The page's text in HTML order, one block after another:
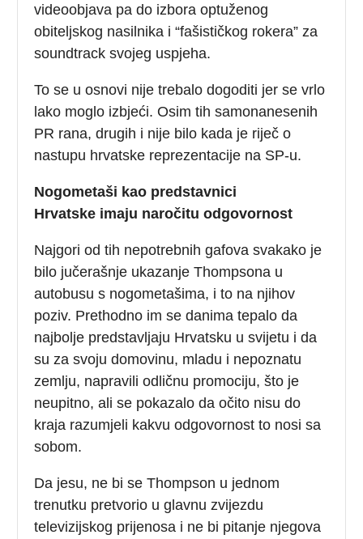
videoobjava pa do izbora optuženog
obiteljskog nasilnika i “fašističkog rokera” za
soundtrack svojeg uspjeha.
To se u osnovi nije trebalo dogoditi jer se vrlo
lako moglo izbjeći. Osim tih samonanesenih
PR rana, drugih i nije bilo kada je riječ o
nastupu hrvatske reprezentacije na SP-u.
Nogometaši kao predstavnici
Hrvatske imaju naročitu odgovornost
Najgori od tih nepotrebnih gafova svakako je
bilo jučerašnje ukazanje Thompsona u
autobusu s nogometašima, i to na njihov
poziv. Prethodno im se danima tepalo da
najbolje predstavljaju Hrvatsku u svijetu i da
su za svoju domovinu, mladu i nepoznatu
zemlju, napravili odličnu promociju, što je
neupitno, ali se pokazalo da očito nisu do
kraja razumjeli kakvu odgovornost to nosi sa
sobom.
Da jesu, ne bi se Thompson u jednom
trenutku pretvorio u glavnu zvijezdu
televizijskog prijenosa i ne bi pitanje njegova